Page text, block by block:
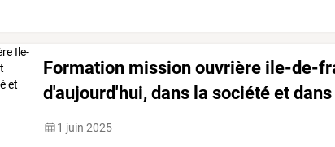
Formation mission ouvrière ile-de-
d'aujourd'hui, dans la société et
1 juin 2025